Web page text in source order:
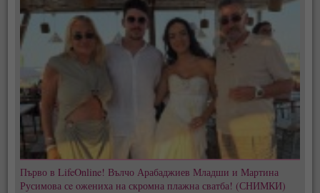
Първо в LifeOnline! Вълчо Арабаджиев Младши и Мартина
Русимова сe oжениха на скромна плажна сватба! (СНИМКИ)